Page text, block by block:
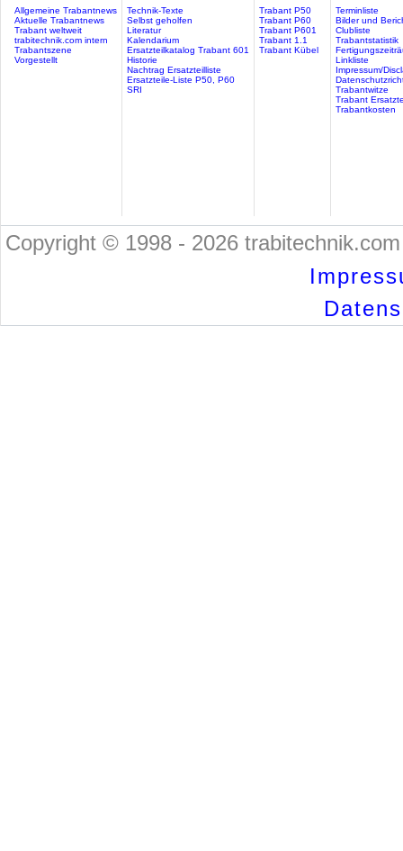
Allgemeine Trabantnews
Aktuelle Trabantnews
Trabant weltweit
trabitechnik.com intern
Trabantszene
Vorgestellt
Technik-Texte
Selbst geholfen
Literatur
Kalendarium
Ersatzteilkatalog Trabant 601
Historie
Nachtrag Ersatzteilliste
Ersatzteile-Liste P50, P60
SRI
Trabant P50
Trabant P60
Trabant P601
Trabant 1.1
Trabant Kübel
Terminliste
Bilder und
Clubliste
Trabantstatistik
Linkliste
Impressum/
Trabantwitze
Trabant
Trabantkosten
Copyright © 1998 - 2026